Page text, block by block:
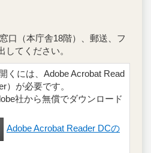
（本庁舎18階）、郵送、フ
してください。
くには、Adobe Acrobat Read
）が必要です。
社から無償でダウンロード
Adobe Acrobat Reader DCの